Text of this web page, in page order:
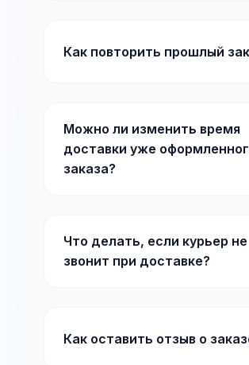
Как повторить прошлый
Можно ли изменить время
доставки уже
заказа?
Что делать, если курьер не
звонит при доставке?
Как оставить отзыв о